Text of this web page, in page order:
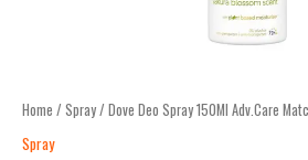
Home / Spray/ Dove Deo Spray 150Ml Adv.Care
Spray